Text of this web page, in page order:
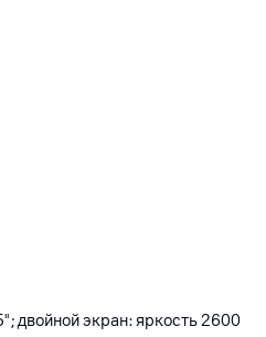
двойной экран: яркость 2600